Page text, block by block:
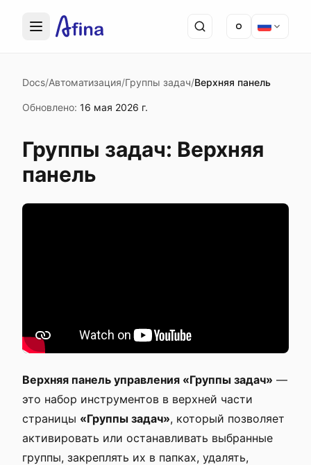
Docs/Автоматизация/Группы задач/Верхняя панель
Обновлено: 16 мая 2026 г.
Группы задач: Верхняя
панель
Верхняя панель управления «Группы задач» —
это набор инструментов в верхней части
страницы «Группы задач», который позволяет
активировать или останавливать выбранные
группы, закреплять их в папках, удалять,